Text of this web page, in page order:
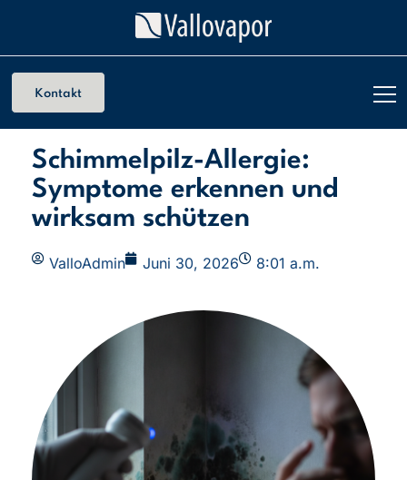
Kontakt
Schimmelpilz-Allergie:
Symptome erkennen und
wirksam schützen
ValloAdmin Juni 30, 2026 8:01 a.m.